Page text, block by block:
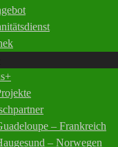
– Frankreich
– Norwegen